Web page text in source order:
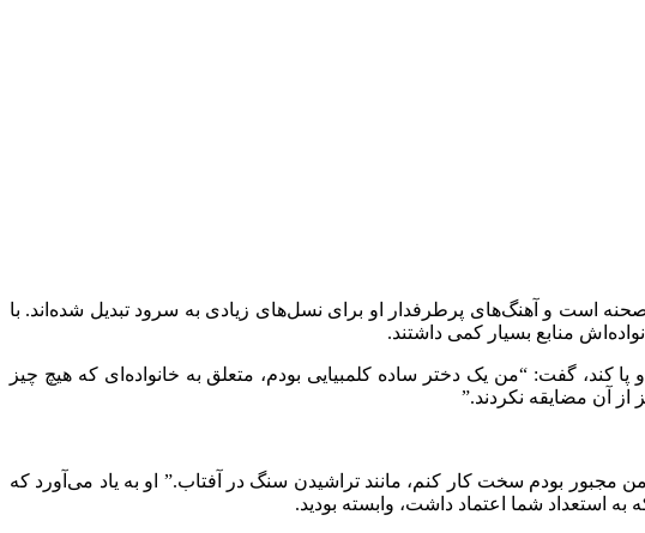
در صنعت موسیقی است. این خواننده کلمبیایی بیش از 30 سال است که روی صحنه است و آهنگ‌های پرطرفدار او برای نسل‌های زیادی به سرود تبدیل شده‌اند. با
کند، گفت: “من یک دختر ساده کلمبیایی بودم، متعلق به خانواده‌ای که هیچ چیز
آن مضایقه نکردند.”
مجبور بودم سخت کار کنم، مانند تراشیدن سنگ در آفتاب.” او به یاد می‌آورد که
استعداد شما اعتماد داشت، وابسته بودید.